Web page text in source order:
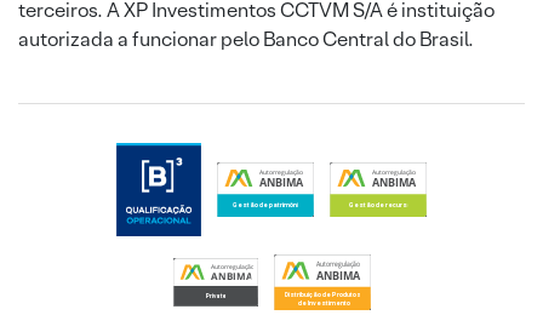
terceiros. A XP Investimentos CCTVM S/A é instituição
autorizada a funcionar pelo Banco Central do Brasil.